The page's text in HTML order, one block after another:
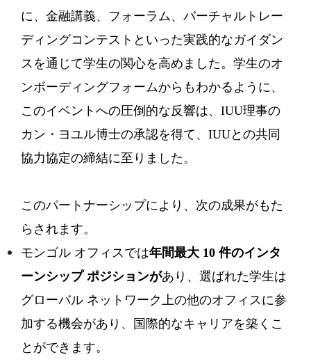
に、金融講義、フォーラム、バーチャルトレー
ディングコンテストといった実践的なガイダン
スを通じて学生の関心を高めました。学生のオ
ンボーディングフォームからもわかるように、
このイベントへの圧倒的な反響は、IUU理事の
カン・ヨユル博士の承認を得て、IUUとの共同
協力協定の締結に至りました。
このパートナーシップにより、次の成果がもた
らされます。
モンゴル オフィスでは年間最大 10 件のインタ
ーンシップ ポジションがあり、選ばれた学生は
グローバル ネットワーク上の他のオフィスに参
加する機会があり、国際的なキャリアを築くこ
とができます。